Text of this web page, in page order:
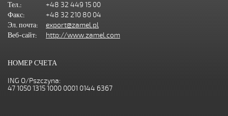
Тел.:
+48 32 449 15 00
Факс:
+48 32 210 80 04
Эл. почта:
export@zamel.pl
Веб-сайт:
http://www.zamel.com
НОМЕР СЧЕТА
ING O/Pszczyna:
47 1050 1315 1000 0001 0144 6367